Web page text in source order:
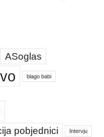
ASoglas
blago babi
pobjednici Intervju